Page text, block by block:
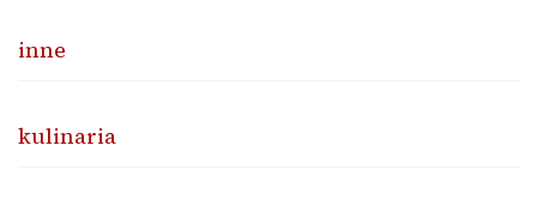
inne
kulinaria